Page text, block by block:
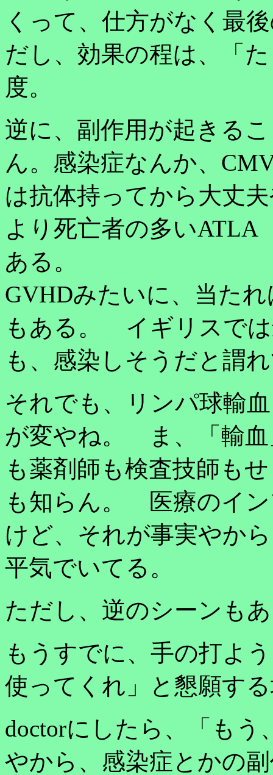
くって、仕方がなく最
だし、効果の程は、「
度。
逆に、副作用が起きる
ん。感染症なんか、
は抗体持ってから大丈
より死亡者の多いATLA
ある。
GVHDみたいに、当たれ
もある。 イギリスでは
も、感染しそうだと謂
それでも、リンパ球輸
が変やね。 ま、「輸血
も薬剤師も検査技師も
も知らん。 医療のイ
けど、それが事実やか
平気でいてる。
ただし、逆のシーンも
もうすでに、手の打よ
使ってくれ」と懇願す
doctorにしたら、「も
やから、感染症とかの